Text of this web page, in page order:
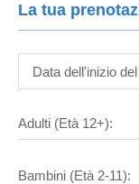
La tua
Data dell'inizio
Adulti (Età 12+):
Bambini (Età 2-11):